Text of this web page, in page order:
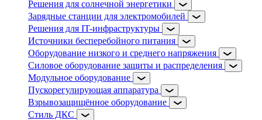
Решения для солнечной энергетики
Зарядные станции для электромобилей
Решения для IT-инфраструктуры
Источники бесперебойного питания
Оборудование низкого и среднего напряжения
Силовое оборудование защиты и распределения
Модульное оборудование
Пускорегулирующая аппаратура
Взрывозащищённое оборудование
Стиль ДКС